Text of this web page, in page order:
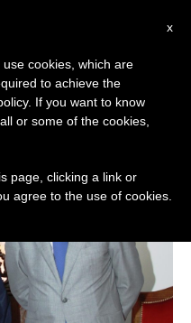
x
cookies, which are
to achieve the
If you want to know
or some of the cookies,
page, clicking a link or
agree to the use of cookies.